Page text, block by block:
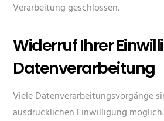
Verarbeitung geschlossen.
Widerruf Ihrer
Datenverarbeitung
Viele Datenverarbeitungsvorgänge
ausdrücklichen Einwilligung